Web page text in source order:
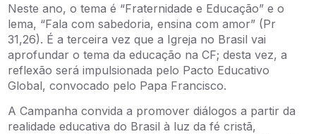
Neste ano, o tema é “Fraternidade e Educação” e o
lema, “Fala com sabedoria, ensina com amor” (Pr
31,26). É a terceira vez que a Igreja no Brasil vai
aprofundar o tema da educação na CF; desta vez, a
reflexão será impulsionada pelo Pacto Educativo
Global, convocado pelo Papa Francisco.
A Campanha convida a promover diálogos a partir da
realidade educativa do Brasil à luz da fé cristã,